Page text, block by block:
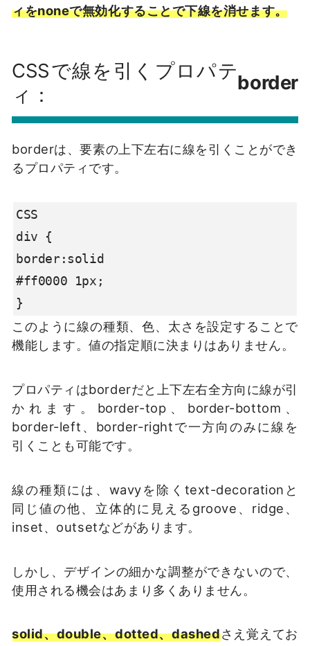
ィをnoneで無効化することで下線を消せます。
CSSで線を引くプロパテ
ィ：
border
borderは、要素の上下左右に線を引くことができ
るプロパティです。
CSS
div {
border:solid
#ff0000 1px;
}
このように線の種類、色、太さを設定することで
機能します。値の指定順に決まりはありません。
プロパティはborderだと上下左右全方向に線が引
かれます。border-top、border-bottom、
border-left、border-rightで一方向のみに線を
引くことも可能です。
線の種類には、wavyを除くtext-decorationと
同じ値の他、立体的に見えるgroove、ridge、
inset、outsetなどがあります。
しかし、デザインの細かな調整ができないので、
使用される機会はあまり多くありません。
solid、double、dotted、dashedさえ覚えてお